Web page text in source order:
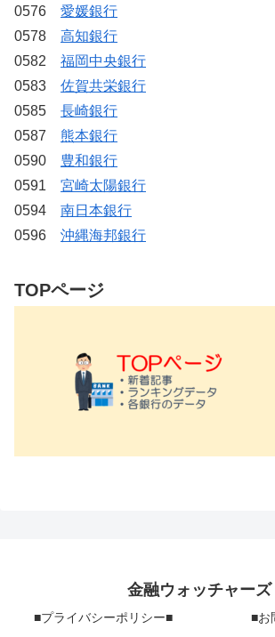
0576 愛媛銀行
0578 高知銀行
0582 福岡中央銀行
0583 佐賀共栄銀行
0585 長崎銀行
0587 熊本銀行
0590 豊和銀行
0591 宮崎太陽銀行
0594 南日本銀行
0596 沖縄海邦銀行
TOPページ
金融ウォッチャーズ
■プライバシーポリシー■ ■お